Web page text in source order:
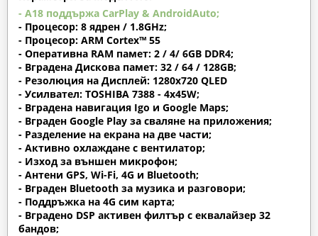
- A18 поддържа CarPlay & AndroidAuto;
- Процесор: 8 ядрен / 1.8GHz;
- Процесор: ARM Cortex™ 55
- Оперативна RAM памет: 2 / 4/ 6GB DDR4;
- Вградена Дискова памет: 32 / 64 / 128GB;
- Резолюция на Дисплей: 1280х720 QLED
- Усилвател: TOSHIBA 7388 - 4x45W;
- Вградена навигация Igo и Google Maps;
- Вграден Google Play за сваляне на приложения;
- Разделение на екрана на две части;
- Активно охлаждане с вентилатор;
- Изход за външен микрофон;
- Антени GPS, Wi-Fi, 4G и Bluetooth;
- Вграден Bluetooth за музика и разговори;
- Поддръжка на 4G сим карта;
- Вградено DSP активен филтър с еквалайзер 32
бандов;